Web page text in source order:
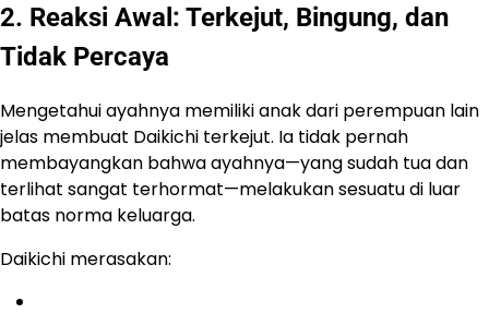
2. Reaksi Awal: Terkejut, Bingung, dan
Tidak Percaya
Mengetahui ayahnya memiliki anak dari perempuan lain
jelas membuat Daikichi terkejut. Ia tidak pernah
membayangkan bahwa ayahnya—yang sudah tua dan
terlihat sangat terhormat—melakukan sesuatu di luar
batas norma keluarga.
Daikichi merasakan: